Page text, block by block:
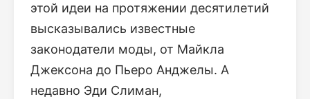
этой идеи на протяжении десятилетий
высказывались известные
законодатели моды, от Майкла
Джексона до Пьеро Анджелы. А
недавно Эди Слиман,